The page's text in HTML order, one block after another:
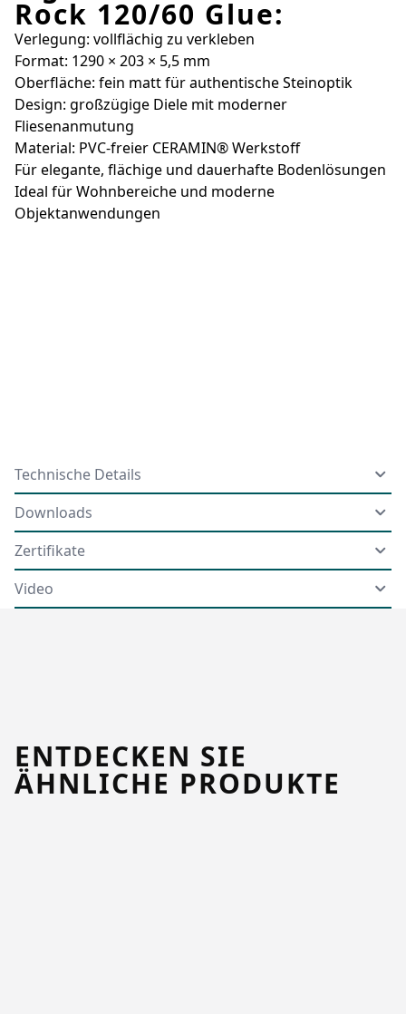
Rock 120/60 Glue:
Verlegung: vollflächig zu verkleben
Format: 1290 × 203 × 5,5 mm
Oberfläche: fein matt für authentische Steinoptik
Design: großzügige Diele mit moderner
Fliesenanmutung
Material: PVC-freier CERAMIN® Werkstoff
Für elegante, flächige und dauerhafte Bodenlösungen
Ideal für Wohnbereiche und moderne
Objektanwendungen
Technische Details
Downloads
Zertifikate
Video
ENTDECKEN SIE
ÄHNLICHE PRODUKTE